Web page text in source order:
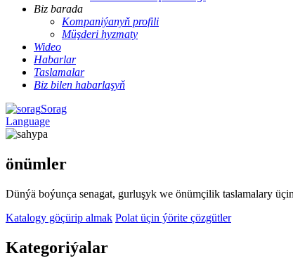
Biz barada
Kompaniýanyň profili
Müşderi hyzmaty
Wideo
Habarlar
Taslamalar
Biz bilen habarlaşyň
Sorag
Language
önümler
Dünýä boýunça senagat, gurluşyk we önümçilik taslamalary
Katalogy göçürip almak Polat üçin ýörite çözgütler
Kategoriýalar